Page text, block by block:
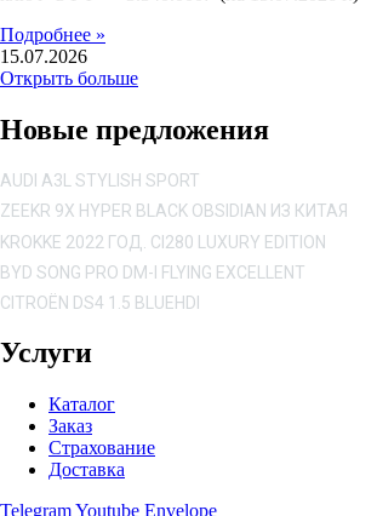
Подробнее »
15.07.2026
Открыть больше
Новые предложения
AUDI A3L STYLISH SPORT
ZEEKR 9X HYPER BLACK OBSIDIAN ИЗ КИТАЯ
KROKKE 2022 ГОД. CI280 LUXURY EDITION
BYD SONG PRO DM-I FLYING EXCELLENT
CITROËN DS4 1.5 BLUEHDI
Услуги
Каталог
Заказ
Страхование
Доставка
TelegramYoutube Envelope